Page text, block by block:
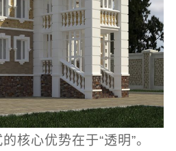
核心优势在于“透明”。